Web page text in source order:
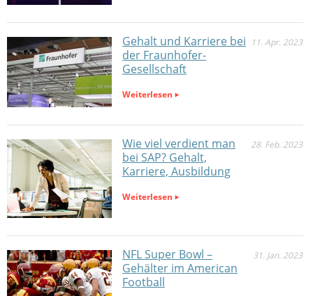
Gehalt und Karriere bei
der Fraunhofer-
Gesellschaft
11. Apr. 2023
Weiterlesen
Wie viel verdient man
bei SAP? Gehalt,
Karriere, Ausbildung
28. Feb. 2023
Weiterlesen
NFL Super Bowl –
Gehälter im American
Football
31. Jan. 2023